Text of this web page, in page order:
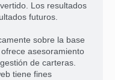
Los resultados
futuros.
sobre la base
asesoramiento
de carteras.
tiene fines